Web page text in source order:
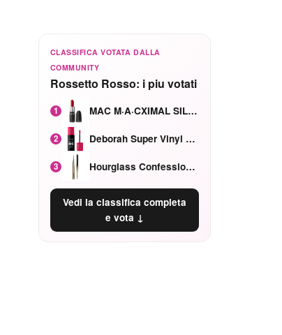
CLASSIFICA VOTATA DALLA
COMMUNITY
Rossetto Rosso: i piu votati
1 MAC M·A·CXIMAL SILKY MATTE Red Rock mat
2 Deborah Super Vinyl Shake Rosa Ciliegia
3 Hourglass Confession Ricaricabile Ultra Preciso Ad Alta Intensità Secretly Classic Red
Vedi la classifica completa
e vota ↓